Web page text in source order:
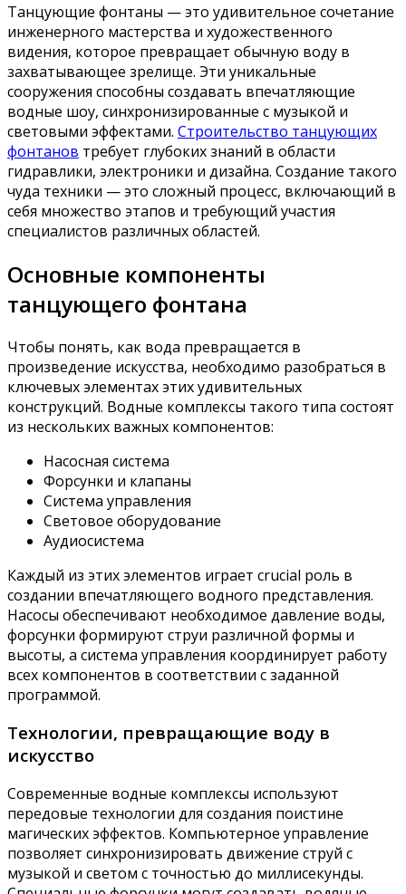
Танцующие фонтаны — это удивительное сочетание
инженерного мастерства и художественного
видения, которое превращает обычную воду в
захватывающее зрелище. Эти уникальные
сооружения способны создавать впечатляющие
водные шоу, синхронизированные с музыкой и
световыми эффектами. Строительство танцующих
фонтанов требует глубоких знаний в области
гидравлики, электроники и дизайна. Создание такого
чуда техники — это сложный процесс, включающий в
себя множество этапов и требующий участия
специалистов различных областей.
Основные компоненты
танцующего фонтана
Чтобы понять, как вода превращается в
произведение искусства, необходимо разобраться в
ключевых элементах этих удивительных
конструкций. Водные комплексы такого типа состоят
из нескольких важных компонентов:
Насосная система
Форсунки и клапаны
Система управления
Световое оборудование
Аудиосистема
Каждый из этих элементов играет crucial роль в
создании впечатляющего водного представления.
Насосы обеспечивают необходимое давление воды,
форсунки формируют струи различной формы и
высоты, а система управления координирует работу
всех компонентов в соответствии с заданной
программой.
Технологии, превращающие воду в
искусство
Современные водные комплексы используют
передовые технологии для создания поистине
магических эффектов. Компьютерное управление
позволяет синхронизировать движение струй с
музыкой и светом с точностью до миллисекунды.